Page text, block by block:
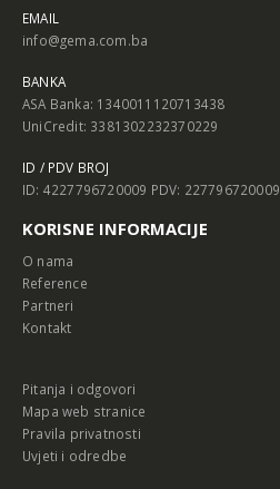
EMAIL
info@gema.com.ba
BANKA
ASA Banka: 1340011120713438
UniCredit: 3381302232370229
ID / PDV BROJ
ID: 4227796720009 PDV: 227796720009
KORISNE INFORMACIJE
O nama
Reference
Partneri
Kontakt
Pitanja i odgovori
Mapa web stranice
Pravila privatnosti
Uvjeti i odredbe